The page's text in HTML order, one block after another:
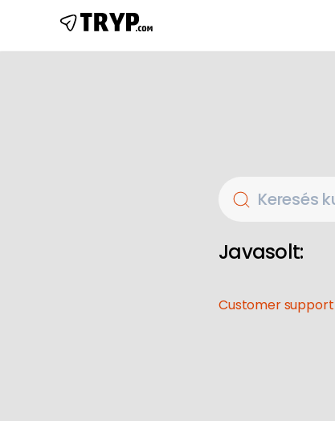
Keresés
Javasolt:
Customer support